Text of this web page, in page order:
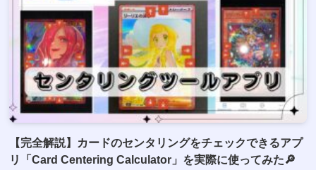
【完全解説】カードのセンタリングをチェックできるアプ
リ「Card Centering Calculator」を実際に使ってみた🔎